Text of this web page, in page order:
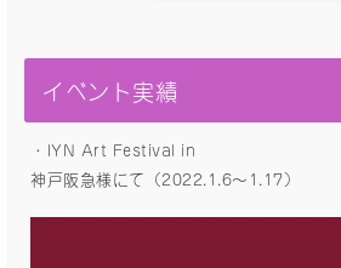
イベント実績
・IYN Art Festival in
神戸阪急様にて（2022.1.6〜1.17）